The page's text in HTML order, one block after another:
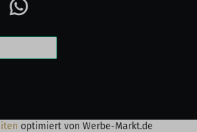
optimiert von Werbe-Markt.de